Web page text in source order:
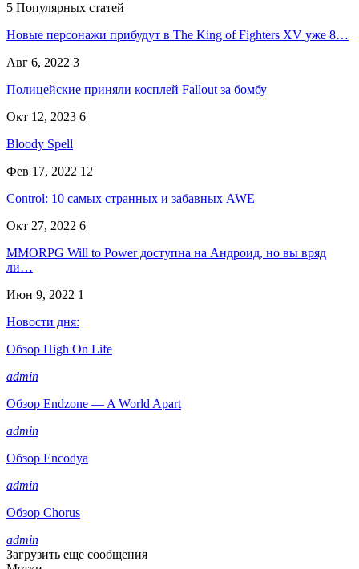
5 Популярных статей
Новые персонажи прибудут в The King of Fighters XV уже 8…
Авг 6, 2022 3
Полицейские приняли косплей Fallout за бомбу
Окт 12, 2023 6
Bloody Spell
Фев 17, 2022 12
Control: 10 самых странных и забавных AWE
Окт 27, 2022 6
MMORPG Will to Power доступна на Андроид, но вы вряд
ли…
Июн 9, 2022 1
Новости дня:
Обзор High On Life
admin
Обзор Endzone — A World Apart
admin
Обзор Encodya
admin
Обзор Chorus
admin
Загрузить еще сообщения